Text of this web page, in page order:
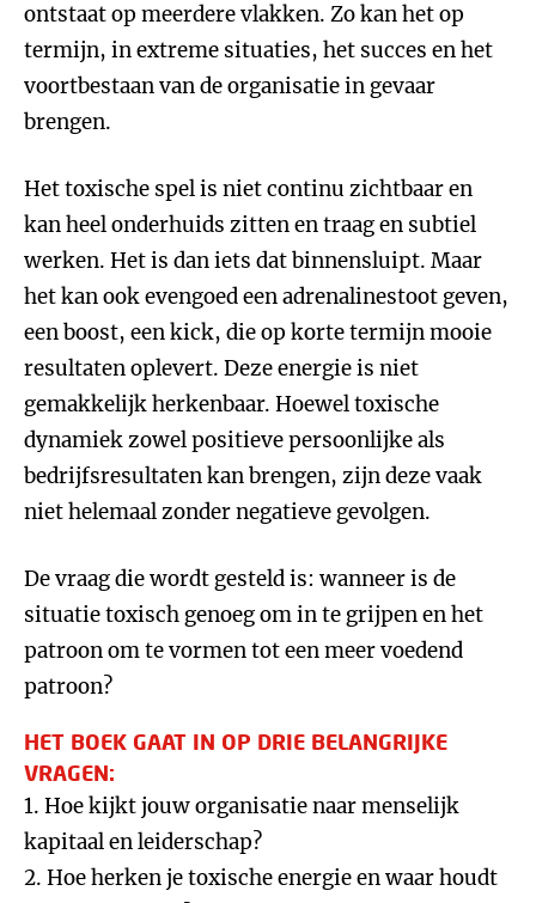
ontstaat op meerdere vlakken. Zo kan het op
termijn, in extreme situaties, het succes en het
voortbestaan van de organisatie in gevaar
brengen.
Het toxische spel is niet continu zichtbaar en
kan heel onderhuids zitten en traag en subtiel
werken. Het is dan iets dat binnensluipt. Maar
het kan ook evengoed een adrenalinestoot geven,
een boost, een kick, die op korte termijn mooie
resultaten oplevert. Deze energie is niet
gemakkelijk herkenbaar. Hoewel toxische
dynamiek zowel positieve persoonlijke als
bedrijfsresultaten kan brengen, zijn deze vaak
niet helemaal zonder negatieve gevolgen.
De vraag die wordt gesteld is: wanneer is de
situatie toxisch genoeg om in te grijpen en het
patroon om te vormen tot een meer voedend
patroon?
HET BOEK GAAT IN OP DRIE BELANGRIJKE
VRAGEN:
1. Hoe kijkt jouw organisatie naar menselijk
kapitaal en leiderschap?
2. Hoe herken je toxische energie en waar houdt